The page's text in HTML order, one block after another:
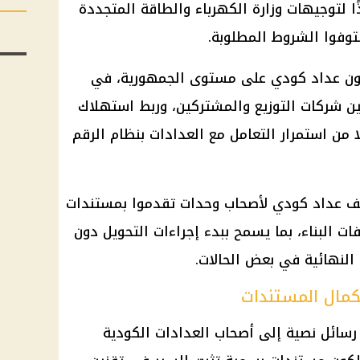
لتوجيهات وزارة الكهرباء والطاقة المتجددة
الشروط المطلوبة.
الخطة أكثر من 1.1 مليون عداد كودي على مستوى الجمهورية، في
التوزيع والمشتركين، وربط استهلاك
من استمرار التعامل مع العدادات بنظام الرقم
المرحلة الحالية نحو 950 ألف عداد كودي لأصحاب وحدات تقدموا بمستندات
البناء، بما يسمح ببدء إجراءات التحويل دون
في بعض الحالات.
نصية إلى أصحاب العدادات الكودية